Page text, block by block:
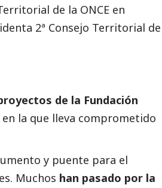
de la ONCE en
2ª Consejo Territorial de
de la Fundación
la que lleva comprometido
y puente para el
Muchos han pasado por la